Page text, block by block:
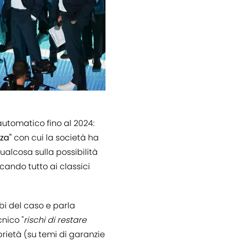
fino al 2024:
con cui la società ha
sulla possibilità
tutto ai classici
del caso e parla
"rischi di restare
(su temi di garanzie